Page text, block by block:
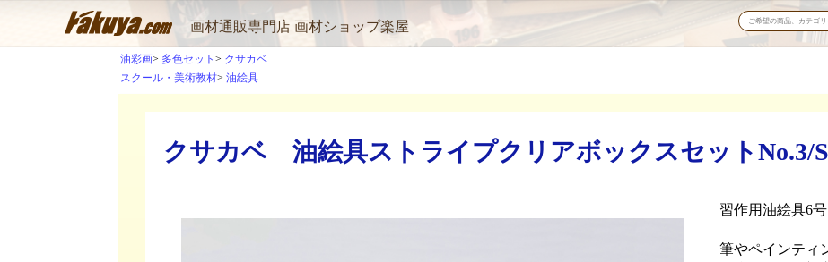
画材通販専門店 画材ショップ楽屋
油彩画 多色セット
クサカベ
スクール・美術教材
油絵具
クサカベ 油絵具ストライプクリアボックスセットNo.3/
習作用油絵具6
筆やペインティ